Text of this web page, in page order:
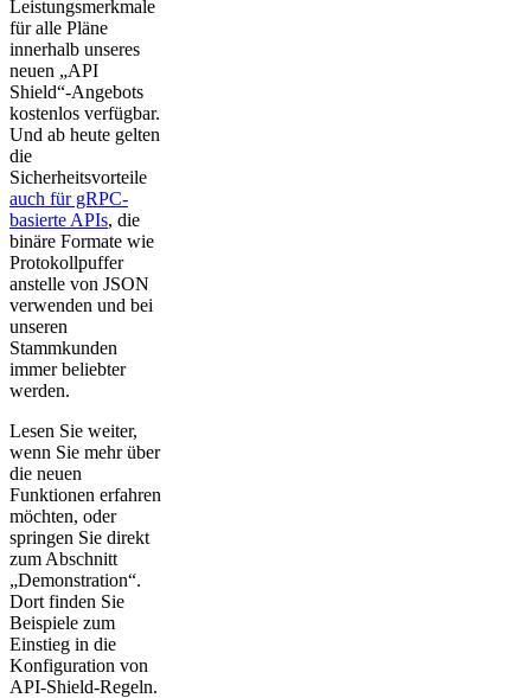
Leistungsmerkmale
für alle Pläne
innerhalb unseres
neuen „API
Shield“-Angebots
kostenlos verfügbar.
Und ab heute gelten
die
Sicherheitsvorteile
auch für gRPC-
basierte APIs, die
binäre Formate wie
Protokollpuffer
anstelle von JSON
verwenden und bei
unseren
Stammkunden
immer beliebter
werden.
Lesen Sie weiter,
wenn Sie mehr über
die neuen
Funktionen erfahren
möchten, oder
springen Sie direkt
zum Abschnitt
„Demonstration“.
Dort finden Sie
Beispiele zum
Einstieg in die
Konfiguration von
API-Shield-Regeln.